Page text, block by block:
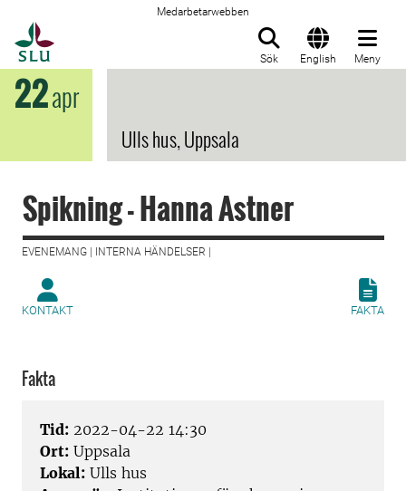
Medarbetarwebben
Sök English Meny
22apr
Ulls hus, Uppsala
Spikning - Hanna Astner
EVENEMANG | INTERNA HÄNDELSER |
KONTAKT FAKTA
Fakta
Tid: 2022-04-22 14:30
Ort: Uppsala
Lokal: Ulls hus